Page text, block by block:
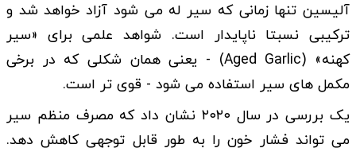
آلیسین تنها زمانی که سیر له می شود آزاد خواهد شد و
ترکیبی نسبتا ناپایدار است. شواهد علمی برای «سیر
کهنه» (Aged Garlic) - یعنی همان شکلی که در برخی
مکمل های سیر استفاده می شود - قوی تر است.
یک بررسی در سال ۲۰۲۰ نشان داد که مصرف منظم سیر
می تواند فشار خون را به طور قابل توجهی کاهش دهد.